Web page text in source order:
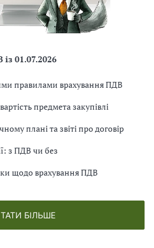
01.07.2026
правилами врахування ПДВ
предмета закупівлі
плані та звіті про договір
з ПДВ чи без
щодо врахування ПДВ
БІЛЬШЕ